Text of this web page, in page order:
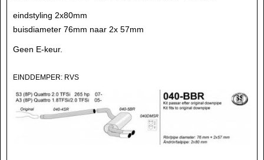
eindstyling 2x80mm
buisdiameter 76mm naar 2x 57mm
Geen E-keur.
EINDDEMPER: RVS